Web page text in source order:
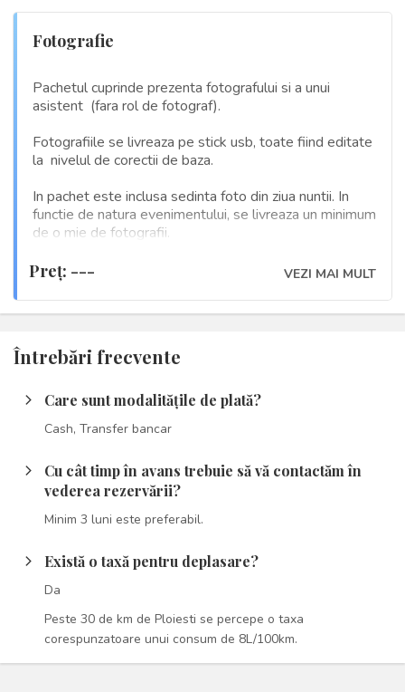
Fotografie
Pachetul cuprinde prezenta fotografului si a unui
asistent (fara rol de fotograf).
Fotografiile se livreaza pe stick usb, toate fiind editate
la nivelul de corectii de baza.
In pachet este inclusa sedinta foto din ziua nuntii. In
functie de natura evenimentului, se livreaza un minimum
de o mie de fotografii.
Preţ: --- VEZI MAI MULT
Întrebări frecvente
arrow_forward_ios Care sunt modalitățile de plată?
Cash, Transfer bancar
arrow_forward_ios
Cu cât timp în avans trebuie să vă contactăm în
vederea rezervării?
Minim 3 luni este preferabil.
arrow_forward_ios Există o taxă pentru deplasare?
Da
Peste 30 de km de Ploiesti se percepe o taxa
corespunzatoare unui consum de 8L/100km.